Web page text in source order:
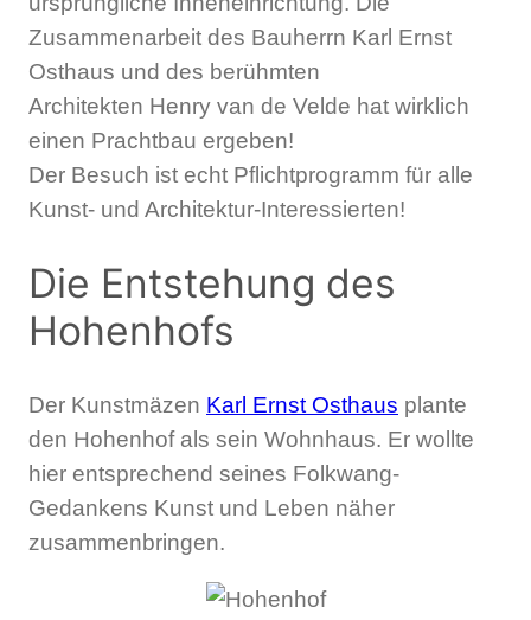
Zusammenarbeit des Bauherrn Karl Ernst
Osthaus und des berühmten
Architekten Henry van de Velde hat wirklich
einen Prachtbau ergeben!
Der Besuch ist echt Pflichtprogramm für alle
Kunst- und Architektur-Interessierten!
Die Entstehung des
Hohenhofs
Der Kunstmäzen Karl Ernst Osthaus plante
den Hohenhof als sein Wohnhaus. Er wollte
hier entsprechend seines Folkwang-
Gedankens Kunst und Leben näher
zusammenbringen.